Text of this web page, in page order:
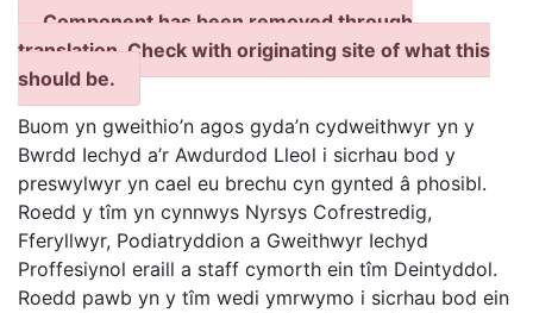
Component has been removed through
translation. Check with originating site of what this
should be.
Buom yn gweithio’n agos gyda’n cydweithwyr yn y
Bwrdd Iechyd a’r Awdurdod Lleol i sicrhau bod y
preswylwyr yn cael eu brechu cyn gynted â phosibl.
Roedd y tîm yn cynnwys Nyrsys Cofrestredig,
Fferyllwyr, Podiatryddion a Gweithwyr Iechyd
Proffesiynol eraill a staff cymorth ein tîm Deintyddol.
Roedd pawb yn y tîm wedi ymrwymo i sicrhau bod ein